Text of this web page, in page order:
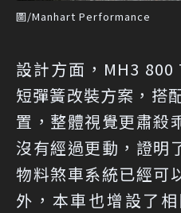
圖/Manhart Performance
設計方面，MH3
短彈簧改裝方案，搭
置，整體視覺更肅殺
沒有經過更動，證明
物料煞車系統已經可
外，本車也增設了相